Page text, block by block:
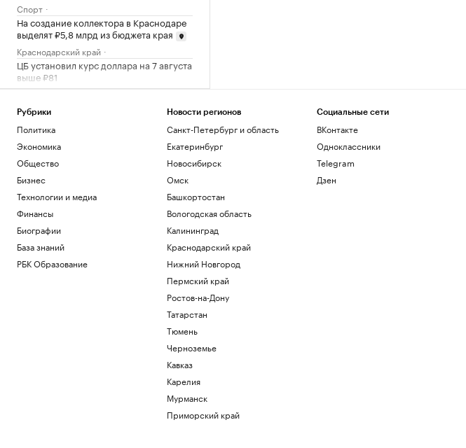
Спорт
На создание коллектора в Краснодаре
выделят ₽5,8 млрд из бюджета края
Краснодарский край
ЦБ установил курс доллара на 7 августа
выше ₽81
Инвестиции
Курс евро на 06 августа
EUR ЦБ: 94,06
Инвестиции
Курс доллара на 06 августа
USD ЦБ: 81,41
Инвестиции
В Москве на торги выставили палаты
допетровской эпохи дешевле трешки
Недвижимость
Прокуратура Москвы выявила сотни
нарушений при реализации
нацпроектов
Что нового построят на Ходынском
Рубрики
Политика
Экономика
Общество
Бизнес
Технологии и медиа
Финансы
Биографии
База знаний
РБК Образование
Новости регионов
Санкт-Петербург и область
Екатеринбург
Новосибирск
Омск
Башкортостан
Вологодская область
Калининград
Краснодарский край
Нижний Новгород
Пермский край
Ростов-на-Дону
Татарстан
Тюмень
Черноземье
Кавказ
Карелия
Мурманск
Приморский край
Социальные сети
ВКонтакте
Одноклассники
Telegram
Дзен